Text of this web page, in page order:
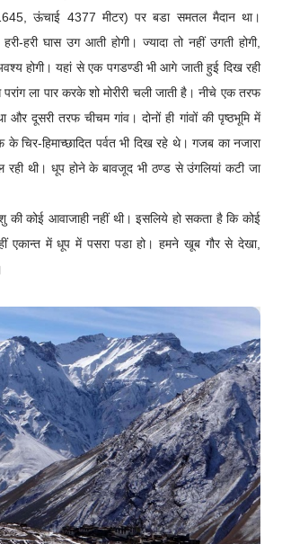
ऊंचाई 4377 मीटर) पर बडा समतल मैदान था।
हरी घास उग आती होगी। ज्यादा तो नहीं उगती होगी,
होगी। यहां से एक पगडण्डी भी आगे जाती हुई दिख रही
ला पार करके शो मोरीरी चली जाती है। नीचे एक तरफ
और दूसरी तरफ चीचम गांव। दोनों ही गांवों की पृष्ठभूमि में
चिर-हिमाच्छादित पर्वत भी दिख रहे थे। गजब का नजारा
रही थी। धूप होने के बावजूद भी ठण्ड से उंगलियां कटी जा
की कोई आवाजाही नहीं थी। इसलिये हो सकता है कि कोई
एकान्त में धूप में पसरा पडा हो। हमने खूब गौर से देखा,